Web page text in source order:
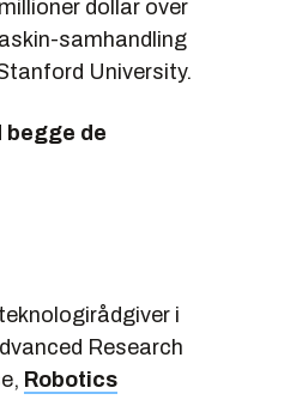
dollar over
samhandling
University.
de
i
Research
Robotics